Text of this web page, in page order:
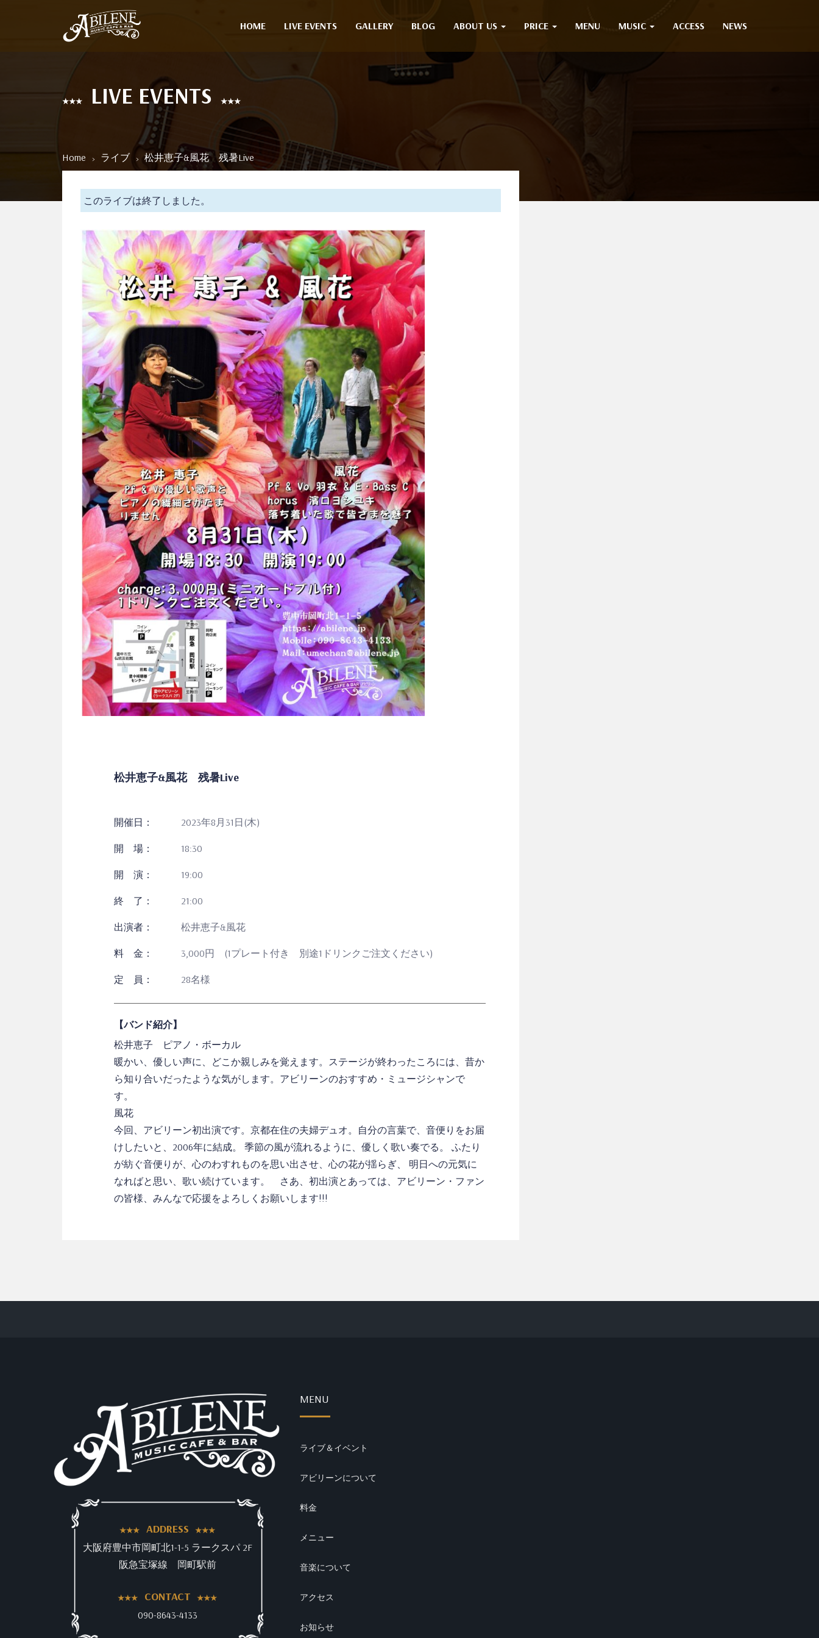
HOME LIVE EVENTS GALLERY BLOG ABOUT US PRICE MENU MUSIC ACCESS NEWS
LIVE EVENTS
Home ライブ 松井恵子&風花 残暑Live
このライブは終了しました。
松井恵子&風花 残暑Live
開催日： 2023年8月31日(木)
開 場： 18:30
開 演： 19:00
終 了： 21:00
出演者： 松井恵子&風花
料 金： 3,000円 (1プレート付き 別途1ドリンクご注文ください)
定 員： 28名様
【バンド紹介】
松井恵子 ピアノ・ボーカル
暖かい、優しい声に、どこか親しみを覚えます。ステージが終わったころには、昔か
ら知り合いだったような気がします。アビリーンのおすすめ・ミュージシャンで
す。
風花
今回、アビリーン初出演です。京都在住の夫婦デュオ。自分の言葉で、音便りをお届
けしたいと、2006年に結成。 季節の風が流れるように、優しく歌い奏でる。 ふたり
が紡ぐ音便りが、心のわすれものを思い出させ、心の花が揺らぎ、 明日への元気に
なればと思い、歌い続けています。 さあ、初出演とあっては、アビリーン・ファン
の皆様、みんなで応援をよろしくお願いします!!!
ADDRESS
大阪府豊中市岡町北1-1-5 ラークスパ 2F
阪急宝塚線 岡町駅前
CONTACT
090-8643-4133
MENU
ライブ＆イベント
アビリーンについて
料金
メニュー
音楽について
アクセス
お知らせ